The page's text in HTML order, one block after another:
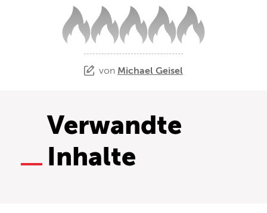
von Michael Geisel
Verwandte
Inhalte